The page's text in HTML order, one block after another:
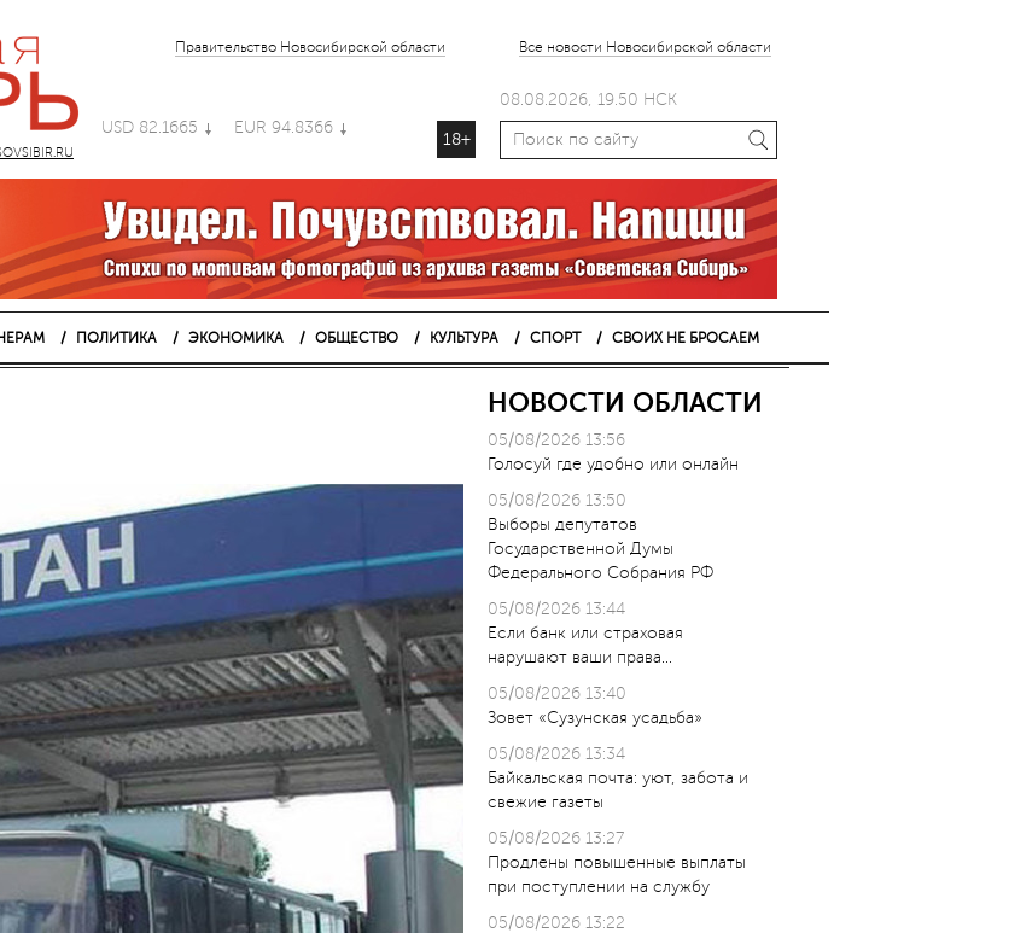
Правительство Новосибирской области Все новости Новосибирской области
USD 82.1665 EUR 94.8366
18+
08.08.2026, 19.50 НСК
ПОЛИТИКА ЭКОНОМИКА ОБЩЕСТВО КУЛЬТУРА СПОРТ СВОИХ НЕ БРОСАЕМ
НОВОСТИ ОБЛАСТИ
05/08/2026 13:56
Голосуй где удобно или онлайн
05/08/2026 13:50
Выборы депутатов
Государственной Думы
Федерального Собрания РФ
05/08/2026 13:44
Если банк или страховая
нарушают ваши права…
05/08/2026 13:40
Зовет «Сузунская усадьба»
05/08/2026 13:34
Байкальская почта: уют, забота и
свежие газеты
05/08/2026 13:27
Продлены повышенные выплаты
при поступлении на службу
05/08/2026 13:22